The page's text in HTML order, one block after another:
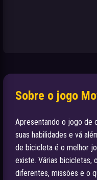
Sobre o jogo
Apresentando o jogo de
suas habilidades e vá
de bicicleta é o melhor
existe. Várias bicicletas,
diferentes, missões e o